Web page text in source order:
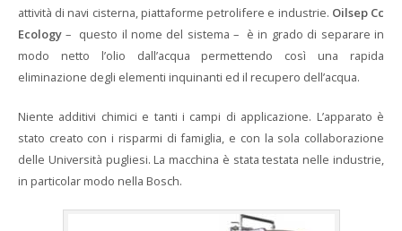
attività di navi cisterna, piattaforme petrolifere e industrie. Oilsep Cc
Ecology – questo il nome del sistema – è in grado di separare in
modo netto l’olio dall’acqua permettendo così una rapida
eliminazione degli elementi inquinanti ed il recupero dell’acqua.
Niente additivi chimici e tanti i campi di applicazione. L’apparato è
stato creato con i risparmi di famiglia, e con la sola collaborazione
delle Università pugliesi. La macchina è stata testata nelle industrie,
in particolar modo nella Bosch.